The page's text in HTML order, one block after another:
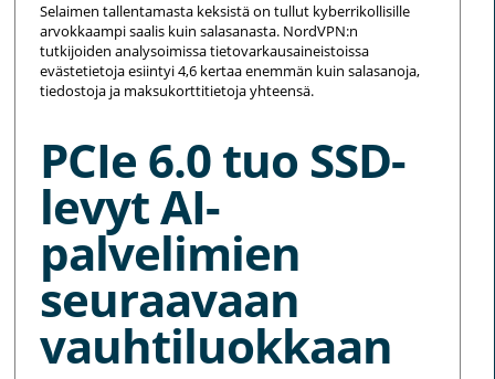
Selaimen tallentamasta keksistä on tullut kyberrikollisille
arvokkaampi saalis kuin salasanasta. NordVPN:n
tutkijoiden analysoimissa tietovarkausaineistoissa
evästetietoja esiintyi 4,6 kertaa enemmän kuin salasanoja,
tiedostoja ja maksukorttitietoja yhteensä.
PCIe 6.0 tuo SSD-
levyt AI-
palvelimien
seuraavaan
vauhtiluokkaan